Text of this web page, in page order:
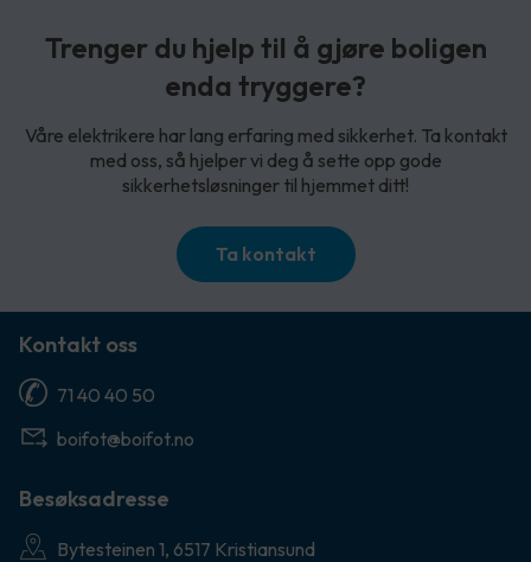
Trenger du hjelp til å gjøre boligen
enda tryggere?
Våre elektrikere har lang erfaring med sikkerhet. Ta kontakt
med oss, så hjelper vi deg å sette opp gode
sikkerhetsløsninger til hjemmet ditt!
Ta kontakt
Kontakt oss
71 40 40 50
boifot@boifot.no
Besøksadresse
Bytesteinen 1, 6517 Kristiansund